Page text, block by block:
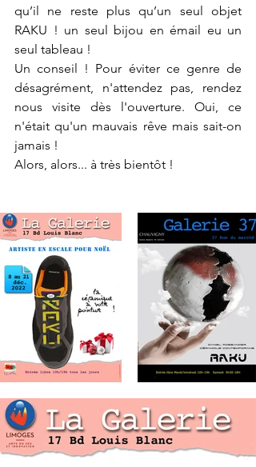
qu’il ne reste plus qu’un seul objet
RAKU ! un seul bijou en émail eu un
seul tableau !
Un conseil ! Pour éviter ce genre de
désagrément, n'attendez pas, rendez
nous visite dès l'ouverture. Oui, ce
n'était qu'un mauvais rêve mais sait-on
jamais !
Alors, alors... à très bientôt !